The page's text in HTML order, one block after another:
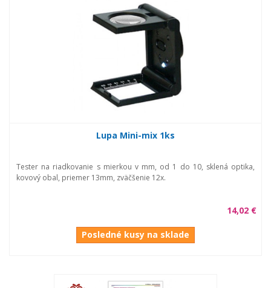
Lupa Mini-mix 1ks
Tester na riadkovanie s mierkou v mm, od 1 do 10, sklená optika,
kovový obal, priemer 13mm, zväčšenie 12x.
14,02 €
Posledné kusy na sklade